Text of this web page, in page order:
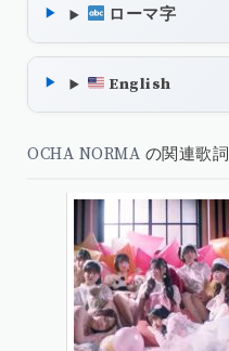
ローマ字
English
OCHA NORMA の関連歌詞